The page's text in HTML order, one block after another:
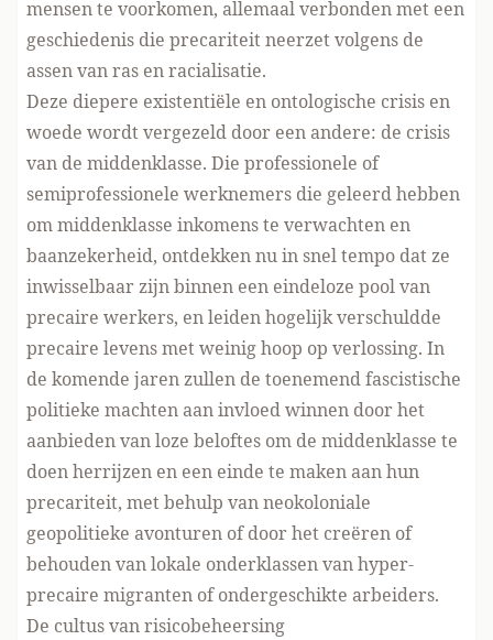
mensen te voorkomen, allemaal verbonden met een
geschiedenis die precariteit neerzet volgens de
assen van ras en racialisatie.
Deze diepere existentiële en ontologische crisis en
woede wordt vergezeld door een andere: de crisis
van de middenklasse. Die professionele of
semiprofessionele werknemers die geleerd hebben
om middenklasse inkomens te verwachten en
baanzekerheid, ontdekken nu in snel tempo dat ze
inwisselbaar zijn binnen een eindeloze pool van
precaire werkers, en leiden hogelijk verschuldde
precaire levens met weinig hoop op verlossing. In
de komende jaren zullen de toenemend fascistische
politieke machten aan invloed winnen door het
aanbieden van loze beloftes om de middenklasse te
doen herrijzen en een einde te maken aan hun
precariteit, met behulp van neokoloniale
geopolitieke avonturen of door het creëren of
behouden van lokale onderklassen van hyper-
precaire migranten of ondergeschikte arbeiders.
De cultus van risicobeheersing